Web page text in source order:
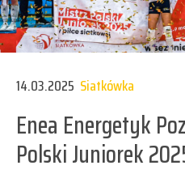
14.03.2025 Siatkówka
Enea Energetyk
Polski Juniorek